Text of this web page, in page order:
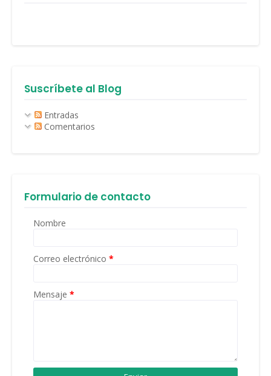
Suscríbete al Blog
Entradas
Comentarios
Formulario de contacto
Nombre
Correo electrónico *
Mensaje *